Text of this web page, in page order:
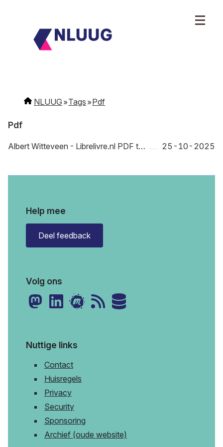
NLUUG Tags Pdf
Pdf
Albert Witteveen - Librelivre.nl PDF to Epub conversion on a GTX 970 25-10-2025
Help mee
Deel feedback
Volg ons
Nuttige links
Contact
Huisregels
Privacy
Security
Sponsoring
Archief (oude website)